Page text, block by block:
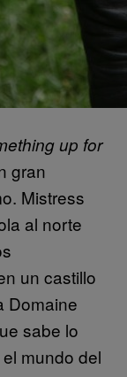
up for
gran
Mistress
al norte
un castillo
Domaine
sabe lo
mundo del